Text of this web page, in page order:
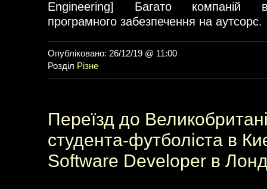
Engineering] Багато компаній
програмного забезпечення на аутсорс.
Опубліковано: 26/12/19 @ 11:00
Розділ Різне
Переїзд до
студента-футболіста в
Software Developer в